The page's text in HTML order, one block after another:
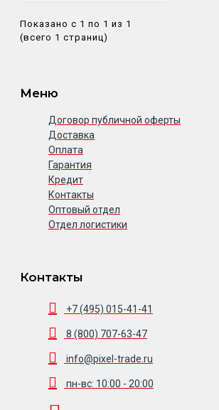
Показано с 1 по 1 из 1
(всего 1 страниц)
Меню
Договор публичной оферты
Доставка
Оплата
Гарантия
Кредит
Контакты
Оптовый отдел
Отдел логистики
Контакты
+7 (495) 015-41-41
8 (800) 707-63-47
info@pixel-trade.ru
пн-вс: 10:00 - 20:00